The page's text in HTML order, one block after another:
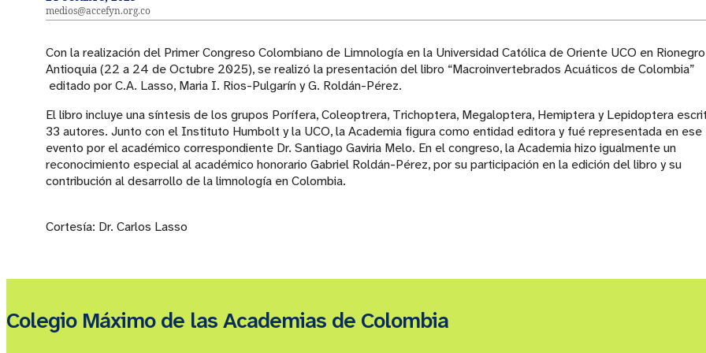
medios@accefyn.org.co
Con la realización del Primer Congreso Colombiano de Limnología en la Universidad Católica de Oriente UCO en
Antioquia (22 a 24 de Octubre 2025), se realizó la presentación del libro “Macroinvertebrados Acuáticos de Colombia”
editado por C.A. Lasso, Maria I. Rios-Pulgarín y G. Roldán-Pérez.
El libro incluye una síntesis de los grupos Porífera, Coleoptrera, Trichoptera, Megaloptera, Hemiptera y Lepidoptera
33 autores. Junto con el Instituto Humbolt y la UCO, la Academia figura como entidad editora y fué representada en ese
evento por el académico correspondiente Dr. Santiago Gaviria Melo. En el congreso, la Academia hizo igualmente un
reconocimiento especial al académico honorario Gabriel Roldán-Pérez, por su participación en la edición del libro y su
contribución al desarrollo de la limnología en Colombia.
Cortesía: Dr. Carlos Lasso
Colegio Máximo de las Academias de Colombia